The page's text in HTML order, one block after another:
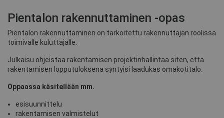
Pientalon rakennuttaminen -opas
Pientalon rakennuttaminen on tarkoitettu rakennuttajan roolissa
toimivalle kuluttajalle.
Julkaisu ohjeistaa rakentamisen projektinhallintaa siten, että
rakentamisen lopputuloksena syntyisi laadukas omakotitalo.
Oppaassa käsitellään mm.
esisuunnittelu
rakentamisen valmistelut